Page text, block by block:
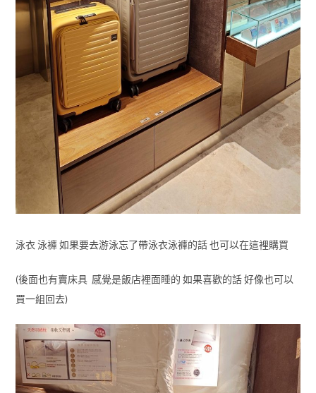
泳衣 泳褲 如果要去游泳忘了帶泳衣泳褲的話 也可以在這裡購買
(後面也有賣床具 感覺是飯店裡面睡的 如果喜歡的話 好像也可以
買一組回去)